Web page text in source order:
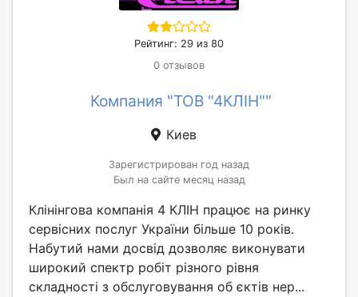
Рейтинг: 29 из 80
0 отзывов
Компания "ТОВ "4КЛІН""
Киев
Зарегистрирован год назад
Был на сайте месяц назад
Клінінгова компанія 4 КЛІН працює на ринку
сервісних послуг України більше 10 років.
Набутий нами досвід дозволяє виконувати
широкий спектр робіт різного рівня
складності з обслуговування об єктів нер...